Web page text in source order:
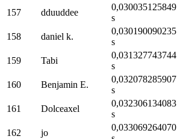
157
dduuddee
0,030035125849
s
158 daniel k.
0,030190090235
s
159 Tabi
0,031327743744
s
160 Benjamin E.
0,032078285907
s
161
Dolceaxel
0,032306134083
s
162 jo
0,033069264070